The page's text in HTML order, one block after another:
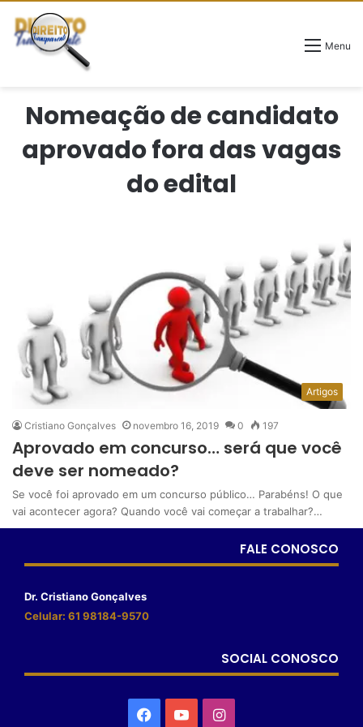
Menu
Nomeação de candidato
aprovado fora das vagas
do edital
Artigos
Cristiano Gonçalves novembro 16, 2019 0 197
Aprovado em concurso… será que você
deve ser nomeado?
Se você foi aprovado em um concurso público… Parabéns! O que
vai acontecer agora? Quando você vai começar a trabalhar?…
FALE CONOSCO
Dr. Cristiano Gonçalves
Celular: 61 98184-9570
SOCIAL CONOSCO